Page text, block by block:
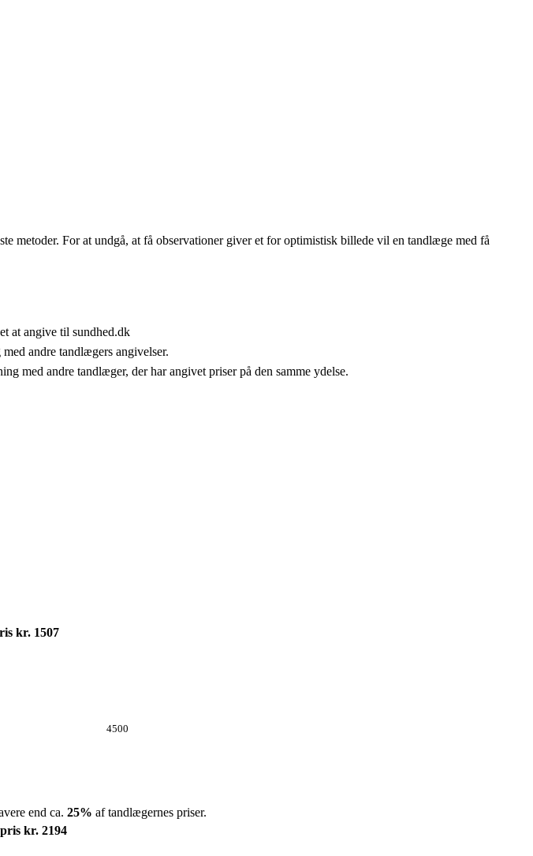
metoder. For at undgå, at få observationer giver et for optimistisk billede vil en tandlæge med få
at angive til sundhed.dk
andre tandlægers angivelser.
med andre tandlæger, der har angivet priser på den samme ydelse.
kr. 1507
4500
end ca. 25% af tandlægernes priser.
kr. 2194